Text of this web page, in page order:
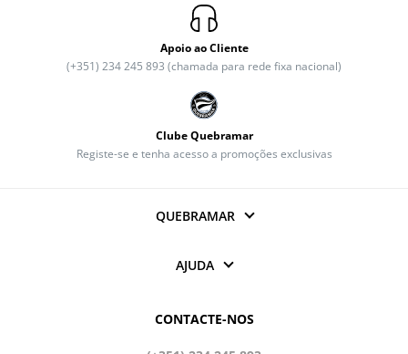
Apoio ao Cliente
(+351) 234 245 893 (chamada para rede fixa nacional)
Clube Quebramar
Registe-se e tenha acesso a promoções exclusivas
QUEBRAMAR
AJUDA
CONTACTE-NOS